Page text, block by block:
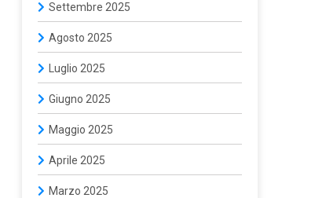
Settembre 2025
Agosto 2025
Luglio 2025
Giugno 2025
Maggio 2025
Aprile 2025
Marzo 2025